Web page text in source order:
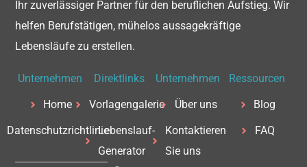
Ihr zuverlässiger Partner für den beruflichen Aufstieg. Wir
helfen Berufstätigen, mühelos aussagekräftige
Lebensläufe zu erstellen.
Unternehmen
Home
Datenschutzrichtlinie
Direktlinks
Vorlagengalerie
Lebenslauf-
Generator
Unternehmen
Über uns
Kontaktieren
Sie uns
Ressourcen
Blog
FAQ